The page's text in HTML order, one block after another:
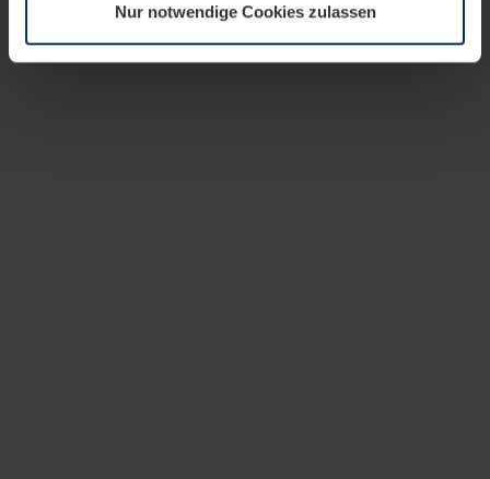
Datenschutzerklärungunserer Website ändern oder
widerrufen.
Nur notwendige Cookies zulassen